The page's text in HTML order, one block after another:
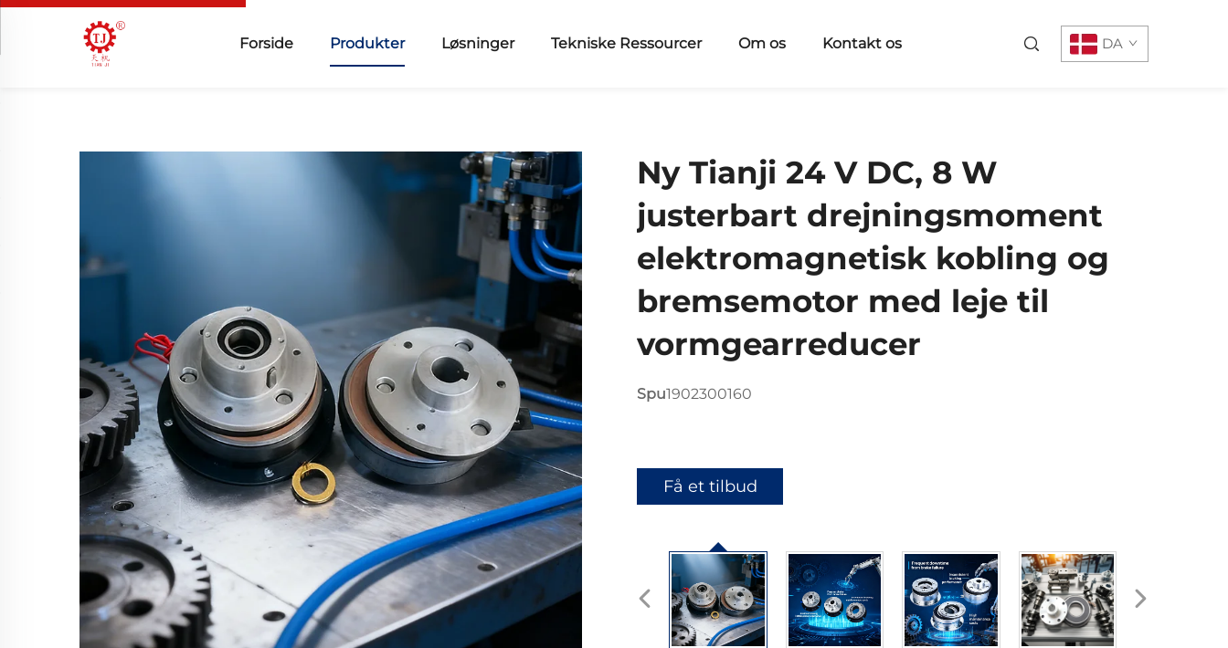
Forside Produkter Løsninger Tekniske Ressourcer Om os Kontakt os DA
Ny Tianji 24 V DC, 8 W
justerbart drejningsmoment
elektromagnetisk kobling og
bremsemotor med leje til
vormgearreducer
Spu1902300160
Få et tilbud